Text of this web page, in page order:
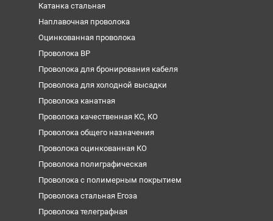
Катанка стальная
Наплавочная проволока
Оцинкованная проволока
Проволока ВР
Проволока для бронирования кабеля
Проволока для холодной высадки
Проволока канатная
Проволока качественная КС, КО
Проволока общего назначения
Проволока оцинкованная КО
Проволока полиграфическая
Проволока с полимерным покрытием
Проволока стальная Егоза
Проволока телеграфная